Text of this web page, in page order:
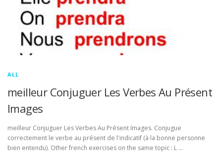
ALL
meilleur Conjuguer Les Verbes Au Présent
Images
meilleur Conjuguer Les Verbes Au Présent Images. Conjugue
correctement le verbe au présent de l'indicatif (à la bonne personne
bien entendu). Other french exercises on the same topic : L …